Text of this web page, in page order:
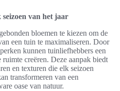
van het jaar
bloemen te kiezen om de
een tuin te maximaliseren. Door
kunnen tuinliefhebbers een
creëren. Deze aanpak biedt
en texturen die elk seizoen
transformeren van een
oase van natuur.